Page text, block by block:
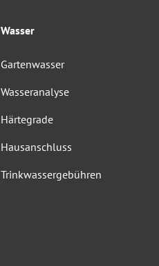
Wasser
Gartenwasser
Wasseranalyse
Härtegrade
Hausanschluss
Trinkwassergebühren